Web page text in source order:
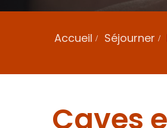
Accueil Séjourner
Caves